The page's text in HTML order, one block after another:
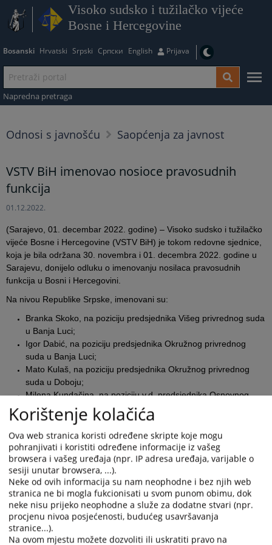
Visoko sudsko i tužilačko vijeće
Bosne i Hercegovine
Bosanski Hrvatski Srpski Српски English Prijava
Napredna pretraga
Odnosi s javnošću Saopćenja za javnost
VSTV BiH imenovao nosioce pravosudnih
funkcija
01.12.2022.
(Sarajevo, 01. decembar 2022. godine) – Visoko sudsko i tužilačko
vijeće Bosne i Hercegovine (VSTV BiH) je tokom redovne sjednice,
koja je bila održana 30. novembra i 01. decembra 2022. godine u
Sarajevu, donijelo odluku o imenovanju nosilaca pravosudnih
funkcija u Bosni i Hercegovini.
Na nivou Republike Srpske, imenovani su:
Branka Skoko, na poziciju predsjednika Višeg privrednog suda
u Banja Luci;
Igor Dabić, na poziciju predsjednika Okružnog privrednog
suda u Banja Luci;
Mato Kulaš, na poziciju predsjednika Okružnog privrednog
suda u Doboju;
Milena Kundačina, na poziciju v.d. predsjednika Osnovnog
suda u Trebinju.
Na nivou Federacije Bosne i Hercegovine, imenovana je:
Silvana Brković-Mujagić, na poziciju sudije Vrhovnog suda
Federacije Bosne i Hercegovine.
Pri donošenju Odluke o imenovanju, VSTV BiH je uzeo u obzir
kriterije poput: stručnog znanja, radnog iskustva i radnih rezultata;
stručne sposobnosti zasnovane na dosadašnjim rezultatima u
karijeri; sposobnosti da nepristrano, savjesno, marljivo, odlučno i
odgovorno obnaša dužnosti u okviru funkcije za koju se prijavljuje;
Korištenje kolačića
Ova web stranica koristi određene skripte koje mogu
pohranjivati i koristiti određene informacije iz vašeg
browsera i vašeg uređaja (npr. IP adresa uređaja, varijable o
sesiji unutar browsera, ...).
Neke od ovih informacija su nam neophodne i bez njih web
stranica ne bi mogla fukcionisati u svom punom obimu, dok
neke nisu prijeko neophodne a služe za dodatne stvari (npr.
procjenu nivoa posjećenosti, budućeg usavršavanja
stranice...).
Na ovom mjestu možete dozvoliti ili uskratiti pravo na